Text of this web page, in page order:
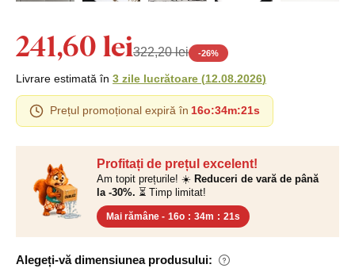
Profitați de prețul excelent!
Am topit prețurile! ☀️ Reduceri de vară de până
la -30%. ⏳ Timp limitat!
Mai rămâne - 16o : 34m : 20s
Alegeți-vă dimensiunea produsului:
241,60 lei322,20 lei -26%
Livrare estimată în 3 zile lucrătoare (12.08.2026)
Prețul promoțional expiră în 16o:34m:20s